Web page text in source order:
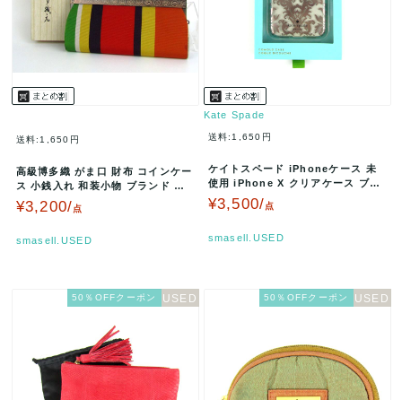
送料:1,650円
高級博多織 がま口 財布 コインケー
ス 小銭入れ 和装小物 ブランド ウ
ォレット レディース マルチ…
¥3,200/点
smasell.USED
Kate Spade
送料:1,650円
ケイトスペード iPhoneケース 未
使用 iPhone X クリアケース ブラ
ンド レディース ク…
¥3,500/点
smasell.USED
50％OFFクーポン 50％OFFクーポン